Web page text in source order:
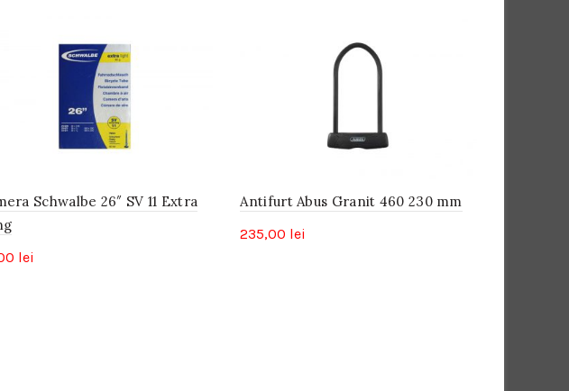
Schwalbe 26″ SV 11 Extra
lei
Antifurt Abus Granit 460 230 mm
235,00 lei